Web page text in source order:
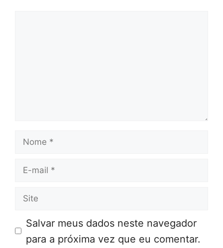
Nome
E-
Site
Salvar meus dados neste navegador
para a próxima vez que eu comentar.